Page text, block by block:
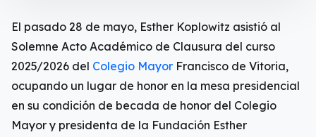
El pasado 28 de mayo, Esther Koplowitz asistió al
Solemne Acto Académico de Clausura del curso
2025/2026 del Colegio Mayor Francisco de Vitoria,
ocupando un lugar de honor en la mesa presidencial
en su condición de becada de honor del Colegio
Mayor y presidenta de la Fundación Esther